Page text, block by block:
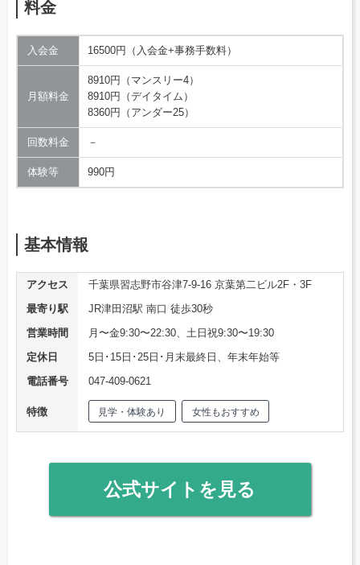
料金
入会金 16500円（入会金+事務手数料）
月額料金
8910円（マンスリー4）
8910円（デイタイム）
8360円（アンダー25）
回数料金 －
体験等 990円
基本情報
アクセス
千葉県習志野市谷津7-9-16 京葉第二ビル2F・3F
最寄り駅
JR津田沼駅 南口 徒歩30秒
営業時間
月〜金9:30〜22:30、土日祝9:30〜19:30
定休日
5日･15日･25日･月末最終日、年末年始等
電話番号
047-409-0621
特徴 見学・体験あり 女性もおすすめ
公式サイトを見る